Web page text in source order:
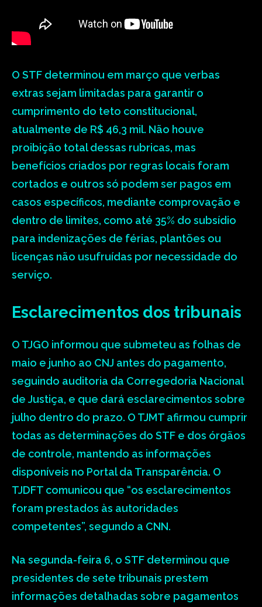
O STF determinou em março que verbas
extras sejam limitadas para garantir o
cumprimento do teto constitucional,
atualmente de R$ 46,3 mil. Não houve
proibição total dessas rubricas, mas
benefícios criados por regras locais foram
cortados e outros só podem ser pagos em
casos específicos, mediante comprovação e
dentro de limites, como até 35% do subsídio
para indenizações de férias, plantões ou
licenças não usufruídas por necessidade do
serviço.
Esclarecimentos dos tribunais
O TJGO informou que submeteu as folhas de
maio e junho ao CNJ antes do pagamento,
seguindo auditoria da Corregedoria Nacional
de Justiça, e que dará esclarecimentos sobre
julho dentro do prazo. O TJMT afirmou cumprir
todas as determinações do STF e dos órgãos
de controle, mantendo as informações
disponíveis no Portal da Transparência. O
TJDFT comunicou que “os esclarecimentos
foram prestados às autoridades
competentes”, segundo a CNN.
Na segunda-feira 6, o STF determinou que
presidentes de sete tribunais prestem
informações detalhadas sobre pagamentos